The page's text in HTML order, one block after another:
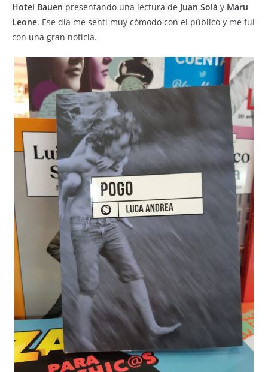
Hotel Bauen presentando una lectura de Juan Solá y Maru
Leone. Ese día me sentí muy cómodo con el público y me fui
con una gran noticia.